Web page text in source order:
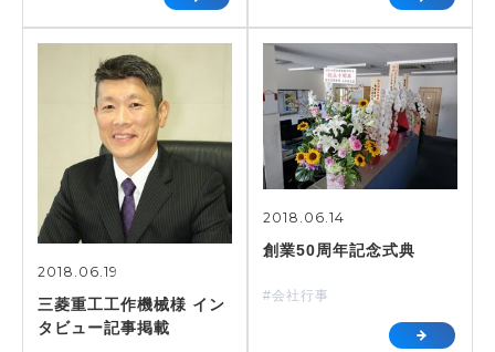
2018.06.19
三菱重工工作機械様 イン
タビュー記事掲載
2018.06.14
創業50周年記念式典
#会社行事